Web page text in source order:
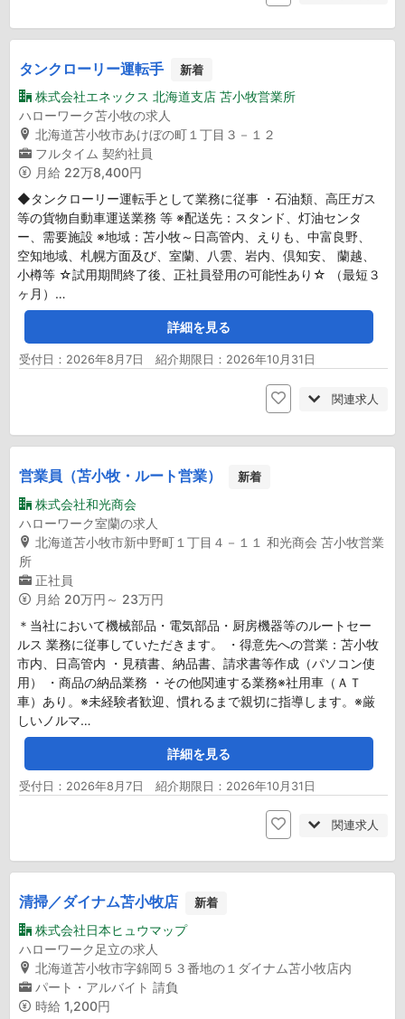
タンクローリー運転手 新着
株式会社エネックス 北海道支店 苫小牧営業所
ハローワーク苫小牧の求人
北海道苫小牧市あけぼの町１丁目３－１２
フルタイム 契約社員
月給 22万8,400円
◆タンクローリー運転手として業務に従事 ・石油類、高圧ガス
等の貨物自動車運送業務 等 ※配送先：スタンド、灯油センタ
ー、需要施設 ※地域：苫小牧～日高管内、えりも、中富良野、
空知地域、札幌方面及び、室蘭、八雲、岩内、倶知安、 蘭越、
小樽等 ☆試用期間終了後、正社員登用の可能性あり☆ （最短３
ヶ月）…
詳細を見る
受付日：2026年8月7日 紹介期限日：2026年10月31日
関連求人
営業員（苫小牧・ルート営業） 新着
株式会社和光商会
ハローワーク室蘭の求人
北海道苫小牧市新中野町１丁目４－１１ 和光商会 苫小牧営業
所
正社員
月給 20万円～ 23万円
＊当社において機械部品・電気部品・厨房機器等のルートセー
ルス 業務に従事していただきます。 ・得意先への営業：苫小牧
市内、日高管内 ・見積書、納品書、請求書等作成（パソコン使
用） ・商品の納品業務 ・その他関連する業務※社用車（ＡＴ
車）あり。※未経験者歓迎、慣れるまで親切に指導します。※厳
しいノルマ…
詳細を見る
受付日：2026年8月7日 紹介期限日：2026年10月31日
関連求人
清掃／ダイナム苫小牧店 新着
株式会社日本ヒュウマップ
ハローワーク足立の求人
北海道苫小牧市字錦岡５３番地の１ダイナム苫小牧店内
パート・アルバイト 請負
時給 1,200円